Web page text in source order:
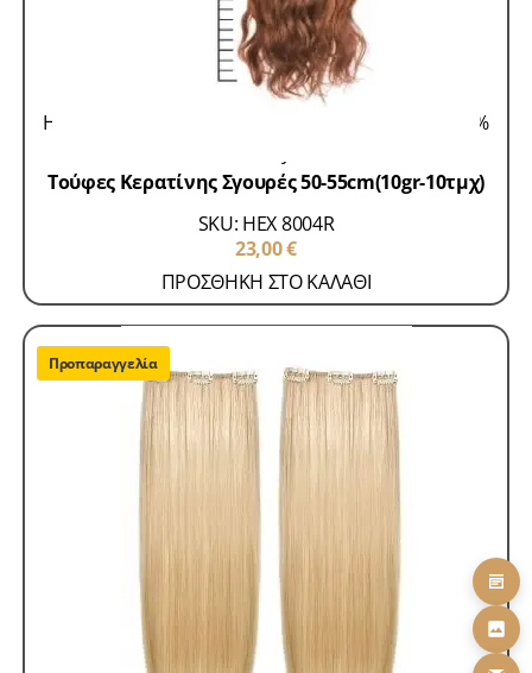
Hair Extensions 100% Remy
Τούφες Κερατίνης 100%
Τούφες Κερατίνης Σγουρές 50-55cm(10gr-10τμχ)
SKU: HEX 8004R
23,00€
ΠΡΟΣΘΗΚΗ ΣΤΟ ΚΑΛΑΘΙ
Προπαραγγελία